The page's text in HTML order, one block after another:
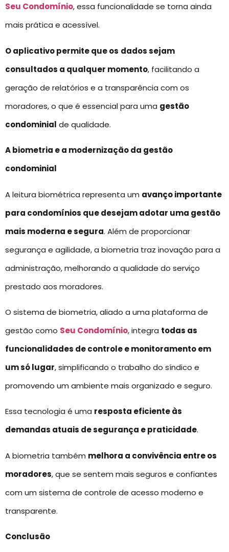
Seu Condomínio, essa funcionalidade se torna ainda
mais prática e acessível.
O aplicativo permite que os dados sejam
consultados a qualquer momento, facilitando a
geração de relatórios e a transparência com os
moradores, o que é essencial para uma gestão
condominial de qualidade.
A biometria e a modernização da gestão
condominial
A leitura biométrica representa um avanço importante
para condomínios que desejam adotar uma gestão
mais moderna e segura. Além de proporcionar
segurança e agilidade, a biometria traz inovação para a
administração, melhorando a qualidade do serviço
prestado aos moradores.
O sistema de biometria, aliado a uma plataforma de
gestão como Seu Condomínio, integra todas as
funcionalidades de controle e monitoramento em
um só lugar, simplificando o trabalho do síndico e
promovendo um ambiente mais organizado e seguro.
Essa tecnologia é uma resposta eficiente às
demandas atuais de segurança e praticidade.
A biometria também melhora a convivência entre os
moradores, que se sentem mais seguros e confiantes
com um sistema de controle de acesso moderno e
transparente.
Conclusão